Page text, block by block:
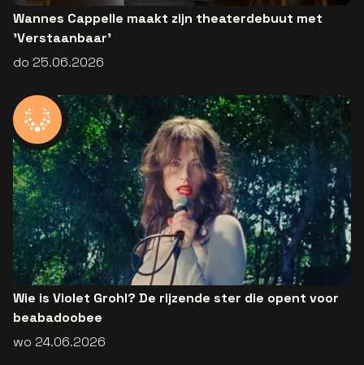
Wannes Cappelle maakt zijn theaterdebuut met
'Verstaanbaar'
do 25.06.2026
Wie is Violet Grohl? De rijzende ster die opent voor
beabadoobee
wo 24.06.2026